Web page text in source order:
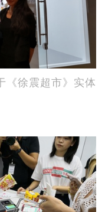
《徐震超市》实体